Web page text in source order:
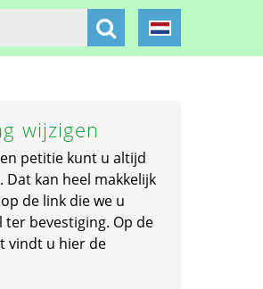
wijzigen
petitie kunt u altijd
kan heel makkelijk
de link die we u
bevestiging. Op de
vindt u hier de